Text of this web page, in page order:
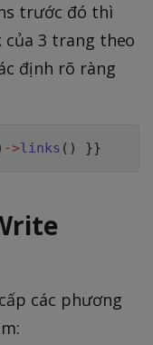
trước đó thì
của 3 trang theo
định rõ ràng
->links ( ) }}
các phương